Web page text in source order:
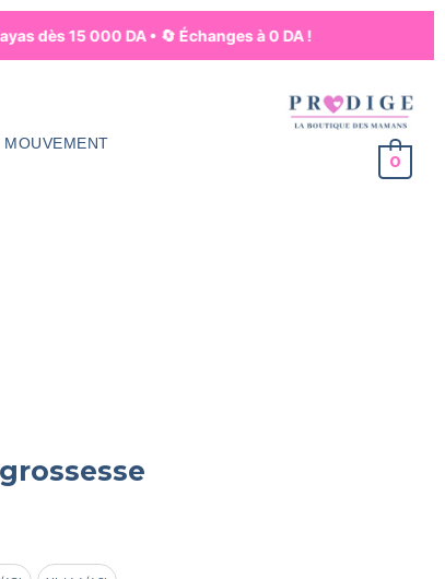
dès 15 000 DA • 🔄 Échanges à 0 DA !
0